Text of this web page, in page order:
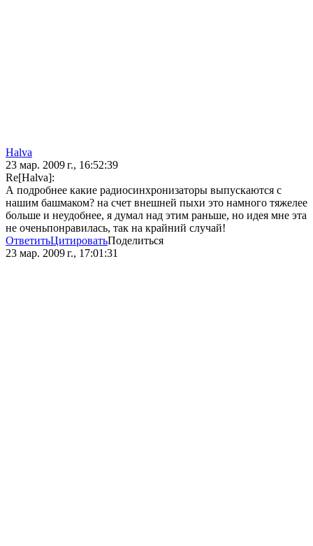
Halva
23 мар. 2009 г., 16:52:39
Re[Halva]:
А подробнее какие радиосинхронизаторы выпускаются с
нашим башмаком? на счет внешней пыхи это намного тяжелее
больше и неудобнее, я думал над этим раньше, но идея мне эта
не оченьпонравилась, так на крайний случай!
ОтветитьЦитироватьПоделиться
23 мар. 2009 г., 17:01:31